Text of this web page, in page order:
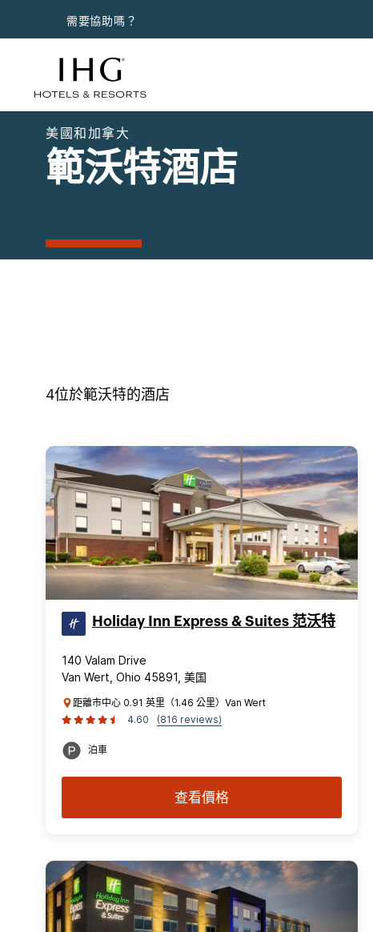
需要協助嗎？
美國和加拿大
範沃特酒店
4位於範沃特的酒店
Holiday Inn Express & Suites 范沃特
140 Valam Drive
Van Wert, Ohio 45891, 美国
距離市中心 0.91 英里（1.46 公里）Van Wert
4.60
(816 reviews)
泊車
查看價格